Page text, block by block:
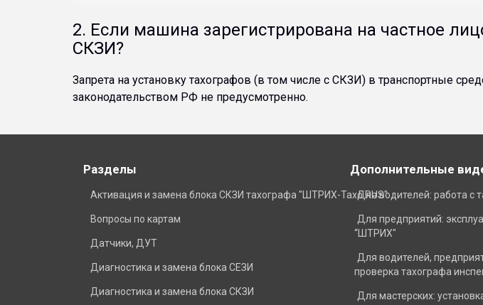
2. Если машина зарегистрирована на частное
СКЗИ?
Запрета на установку тахографов (в том числе с СКЗИ) в транспортные
законодательством РФ не предусмотренно.
Разделы
Активация и замена блока СКЗИ тахографа "ШТРИХ-Тахо RUS"
Вопросы по картам
Датчики, ДУТ
Диагностика и замена блока СЕЗИ
Диагностика и замена блока СКЗИ
Дополнительные
Для водителей: работа с
Для предприятий:
“ШТРИХ"
Для водителей,
проверка тахографа
Для мастерских: